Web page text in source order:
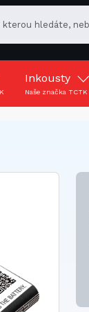
Inkousty
Naše značka TCTK